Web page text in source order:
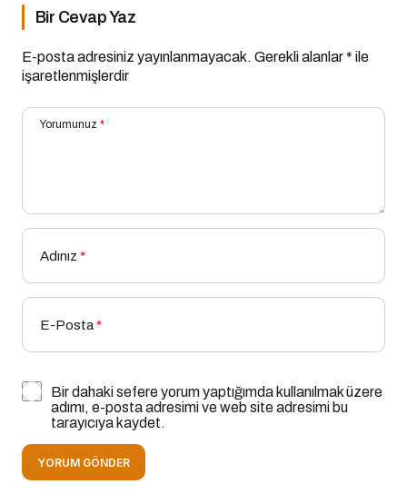
Bir Cevap Yaz
E-posta adresiniz yayınlanmayacak. Gerekli alanlar* ile
işaretlenmişlerdir
Yorumunuz *
Adınız *
E-Posta*
Bir dahaki sefere yorum yaptığımda kullanılmak üzere
adımı, e-posta adresimi ve web site adresimi bu
tarayıcıya kaydet.
YORUM GÖNDER